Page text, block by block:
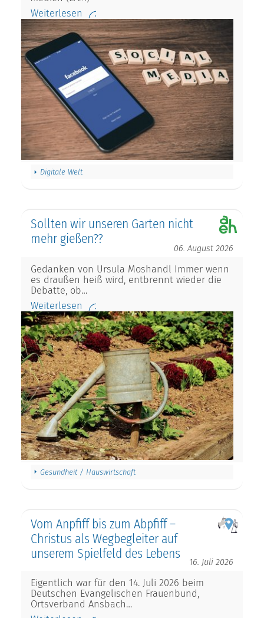
Weiterlesen
Digitale Welt
Sollten wir unseren Garten nicht
mehr gießen??
06. August 2026
Gedanken von Ursula Moshandl Immer wenn
es draußen heiß wird, entbrennt wieder die
Debatte, ob…
Weiterlesen
Gesundheit / Hauswirtschaft
Vom Anpfiff bis zum Abpfiff –
Christus als Wegbegleiter auf
unserem Spielfeld des Lebens
16. Juli 2026
Eigentlich war für den 14. Juli 2026 beim
Deutschen Evangelischen Frauenbund,
Ortsverband Ansbach…